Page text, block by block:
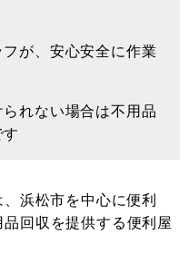
が、安心安全に作業
れない場合は不用品
浜松市を中心に便利
回収を提供する便利屋